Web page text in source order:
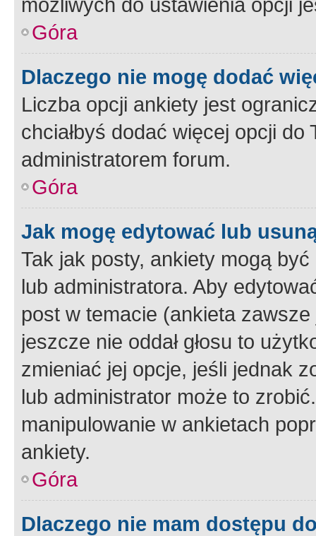
Góra
Dlaczego nie mogę dodać
Liczba opcji ankiety jest
chciałbyś dodać więcej opcji
administratorem forum.
Góra
Jak mogę edytować lub
Tak jak posty, ankiety mogą
lub administratora. Aby
post w temacie (ankieta
jeszcze nie oddał głosu to
zmieniać jej opcje, jeśli jednak
lub administrator może to
manipulowanie w ankietach
ankiety.
Góra
Dlaczego nie mam dostępu